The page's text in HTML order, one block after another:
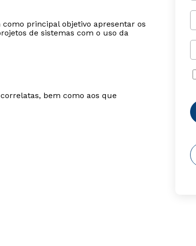
principal objetivo apresentar os
de sistemas com o uso da
bem como aos que